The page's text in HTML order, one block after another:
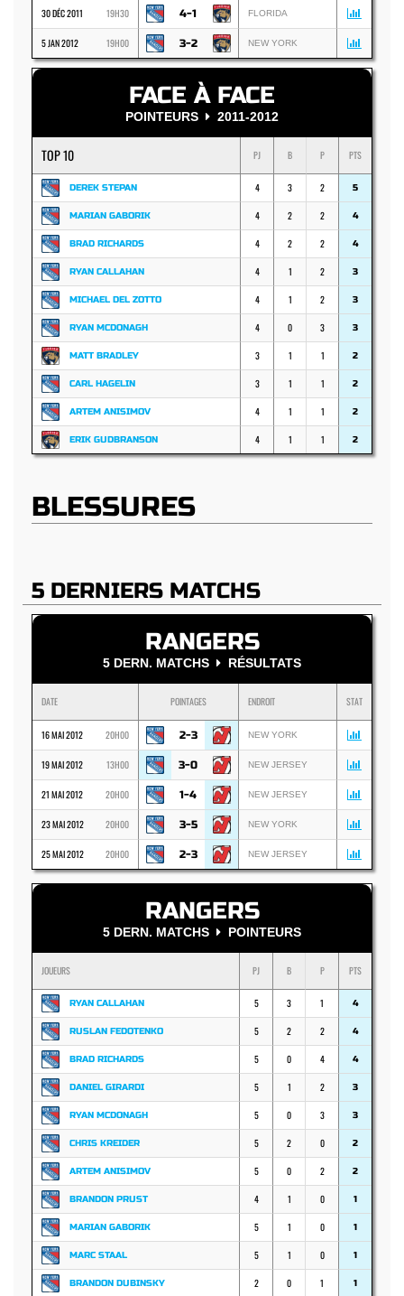
30 DÉC 2011 19H30 4-1 FLORIDA
5 JAN 2012 19H00 3-2 NEW YORK
FACE À FACE
POINTEURS 2011-2012
TOP 10 PJ B P PTS
DEREK STEPAN 4 3 2 5
MARIAN GABORIK 4 2 2 4
BRAD RICHARDS 4 2 2 4
RYAN CALLAHAN 4 1 2 3
MICHAEL DEL ZOTTO 4 1 2 3
RYAN MCDONAGH 4 0 3 3
MATT BRADLEY 3 1 1 2
CARL HAGELIN 3 1 1 2
ARTEM ANISIMOV 4 1 1 2
ERIK GUDBRANSON 4 1 1 2
BLESSURES
5 DERNIERS MATCHS
RANGERS
5 DERN. MATCHS RÉSULTATS
DATE POINTAGES ENDROIT STAT
16 MAI 2012 20H00 2-3 NEW YORK
19 MAI 2012 13H00 3-0 NEW JERSEY
21 MAI 2012 20H00 1-4 NEW JERSEY
23 MAI 2012 20H00 3-5 NEW YORK
25 MAI 2012 20H00 2-3 NEW JERSEY
RANGERS
5 DERN. MATCHS POINTEURS
JOUEURS PJ B P PTS
RYAN CALLAHAN 5 3 1 4
RUSLAN FEDOTENKO 5 2 2 4
BRAD RICHARDS 5 0 4 4
DANIEL GIRARDI 5 1 2 3
RYAN MCDONAGH 5 0 3 3
CHRIS KREIDER 5 2 0 2
ARTEM ANISIMOV 5 0 2 2
BRANDON PRUST 4 1 0 1
MARIAN GABORIK 5 1 0 1
MARC STAAL 5 1 0 1
BRANDON DUBINSKY 2 0 1 1